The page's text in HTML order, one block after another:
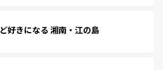
好きになる 湘南・江の島